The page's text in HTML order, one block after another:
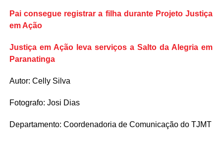
Pai consegue registrar a filha durante Projeto Justiça
em Ação
Justiça em Ação leva serviços a Salto da Alegria em
Paranatinga
Autor: Celly Silva
Fotografo: Josi Dias
Departamento: Coordenadoria de Comunicação do TJMT